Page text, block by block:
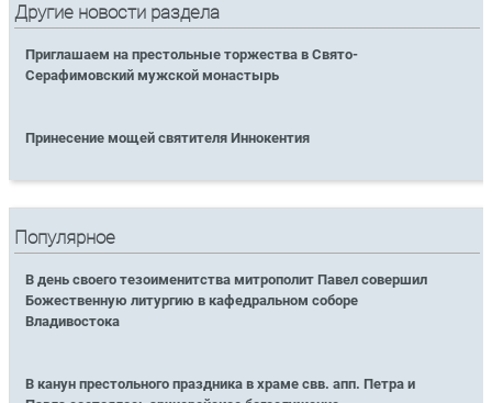
Другие новости раздела
Приглашаем на престольные торжества в Свято-
Серафимовский мужской монастырь
Принесение мощей святителя Иннокентия
Популярное
В день своего тезоименитства митрополит Павел совершил
Божественную литургию в кафедральном соборе
Владивостока
В канун престольного праздника в храме свв. апп. Петра и